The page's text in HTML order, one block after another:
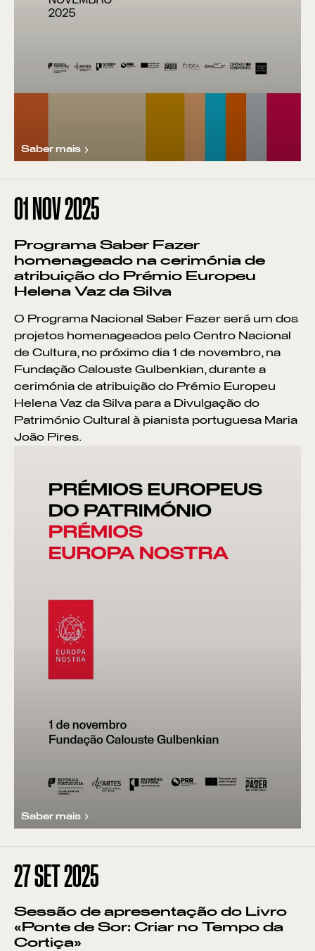
Saber mais
01NOV 2025
Programa Saber Fazer
homenageado na cerimónia de
atribuição do Prémio Europeu
Helena Vaz da Silva
O Programa Nacional Saber Fazer será um dos
projetos homenageados pelo Centro Nacional
de Cultura, no próximo dia 1 de novembro, na
Fundação Calouste Gulbenkian, durante a
cerimónia de atribuição do Prémio Europeu
Helena Vaz da Silva para a Divulgação do
Património Cultural à pianista portuguesa Maria
João Pires.
Saber mais
27SET 2025
Sessão de apresentação do Livro
«Ponte de Sor: Criar no Tempo da
Cortiça»